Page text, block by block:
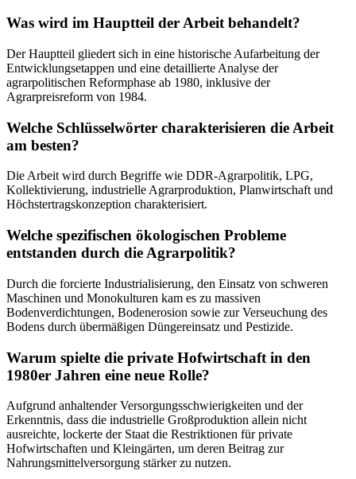
Was wird im Hauptteil der Arbeit behandelt?
Der Hauptteil gliedert sich in eine historische Aufarbeitung der
Entwicklungsetappen und eine detaillierte Analyse der
agrarpolitischen Reformphase ab 1980, inklusive der
Agrarpreisreform von 1984.
Welche Schlüsselwörter charakterisieren die Arbeit
am besten?
Die Arbeit wird durch Begriffe wie DDR-Agrarpolitik, LPG,
Kollektivierung, industrielle Agrarproduktion, Planwirtschaft und
Höchstertragskonzeption charakterisiert.
Welche spezifischen ökologischen Probleme
entstanden durch die Agrarpolitik?
Durch die forcierte Industrialisierung, den Einsatz von schweren
Maschinen und Monokulturen kam es zu massiven
Bodenverdichtungen, Bodenerosion sowie zur Verseuchung des
Bodens durch übermäßigen Düngereinsatz und Pestizide.
Warum spielte die private Hofwirtschaft in den
1980er Jahren eine neue Rolle?
Aufgrund anhaltender Versorgungsschwierigkeiten und der
Erkenntnis, dass die industrielle Großproduktion allein nicht
ausreichte, lockerte der Staat die Restriktionen für private
Hofwirtschaften und Kleingärten, um deren Beitrag zur
Nahrungsmittelversorgung stärker zu nutzen.